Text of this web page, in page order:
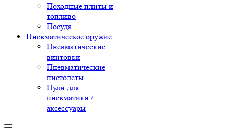
Походные плиты и
топливо
Посуда
Пневматическое оружие
Пневматические
винтовки
Пневматические
пистолеты
Пули для
пневматики /
аксессуары